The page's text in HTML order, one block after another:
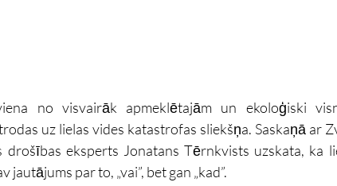
no visvairāk apmeklētajām un ekoloģiski
uz lielas vides katastrofas sliekšņa. Saskaņā ar
drošības eksperts Jonatans Tērnkvists uzskata, ka
par to, „vai”, bet gan „kad”.